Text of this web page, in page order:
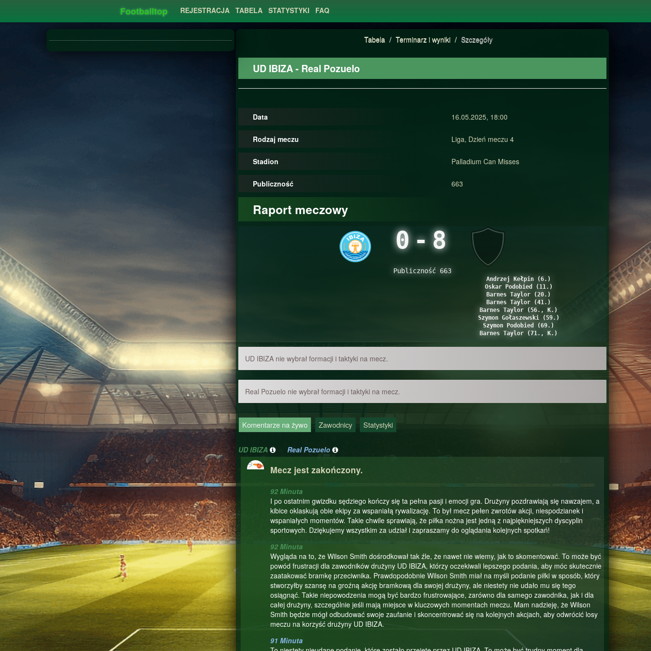
Footballtop REJESTRACJA TABELA STATYSTYKI FAQ
Tabela / Terminarz i wyniki / Szczegóły
UD IBIZA - Real Pozuelo
Data 16.05.2025, 18:00
Rodzaj meczu Liga, Dzień meczu 4
Stadion Palladium Can Misses
Publiczność 663
Raport meczowy
0-8
Publiczność 663
Andrzej Kełpin (6.)
Oskar Podobied (11.)
Barnes Taylor (20.)
Barnes Taylor (41.)
Barnes Taylor (56., K.)
Szymon Gołaszewski (59.)
Szymon Podobied (69.)
Barnes Taylor (71., K.)
UD IBIZA nie wybrał formacji i taktyki na mecz.
Real Pozuelo nie wybrał formacji i taktyki na mecz.
Komentarze na żywo Zawodnicy Statystyki
UD IBIZA Real Pozuelo
Mecz jest zakończony.
92 Minuta
I po ostatnim gwizdku sędziego kończy się ta pełna pasji i emocji gra. Drużyny pozdrawiają się nawzajem, a
kibice oklaskują obie ekipy za wspaniałą rywalizację. To był mecz pełen zwrotów akcji, niespodzianek i
wspaniałych momentów. Takie chwile sprawiają, że piłka nożna jest jedną z najpiękniejszych dyscyplin
sportowych. Dziękujemy wszystkim za udział i zapraszamy do oglądania kolejnych spotkań!
92 Minuta
Wygląda na to, że Wilson Smith dośrodkował tak źle, że nawet nie wiemy, jak to skomentować. To może być
powód frustracji dla zawodników drużyny UD IBIZA, którzy oczekiwali lepszego podania, aby móc skutecznie
zaatakować bramkę przeciwnika. Prawdopodobnie Wilson Smith miał na myśli podanie piłki w sposób, który
stworzyłby szansę na groźną akcję bramkową dla swojej drużyny, ale niestety nie udało mu się tego
osiągnąć. Takie niepowodzenia mogą być bardzo frustrowające, zarówno dla samego zawodnika, jak i dla
całej drużyny, szczególnie jeśli mają miejsce w kluczowych momentach meczu. Mam nadzieję, że Wilson
Smith będzie mógł odbudować swoje zaufanie i skoncentrować się na kolejnych akcjach, aby odwrócić losy
meczu na korzyść drużyny UD IBIZA.
91 Minuta